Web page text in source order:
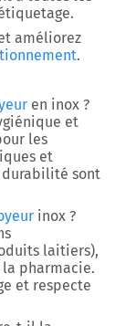
.
améliorez
.
en inox ?
et
les
et
durabilité sont
inox ?
laitiers),
la pharmacie.
et respecte